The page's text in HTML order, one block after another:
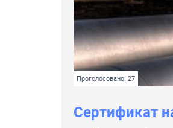
Проголосовано: 27
Сертификат